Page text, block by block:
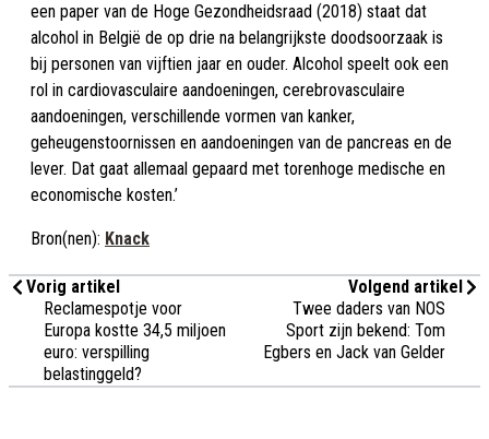
een paper van de Hoge Gezondheidsraad (2018) staat dat
alcohol in België de op drie na belangrijkste doodsoorzaak is
bij personen van vijftien jaar en ouder. Alcohol speelt ook een
rol in cardiovasculaire aandoeningen, cerebrovasculaire
aandoeningen, verschillende vormen van kanker,
geheugenstoornissen en aandoeningen van de pancreas en de
lever. Dat gaat allemaal gepaard met torenhoge medische en
economische kosten.’
Bron(nen): Knack
Vorig artikel
Reclamespotje voor
Europa kostte 34,5 miljoen
euro: verspilling
belastinggeld?
Volgend artikel
Twee daders van NOS
Sport zijn bekend: Tom
Egbers en Jack van Gelder